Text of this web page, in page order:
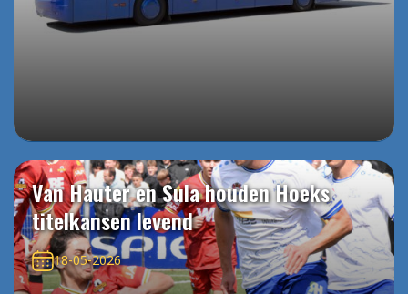
Van Hauter en Sula houden Hoeks
titelkansen levend
18-05-2026